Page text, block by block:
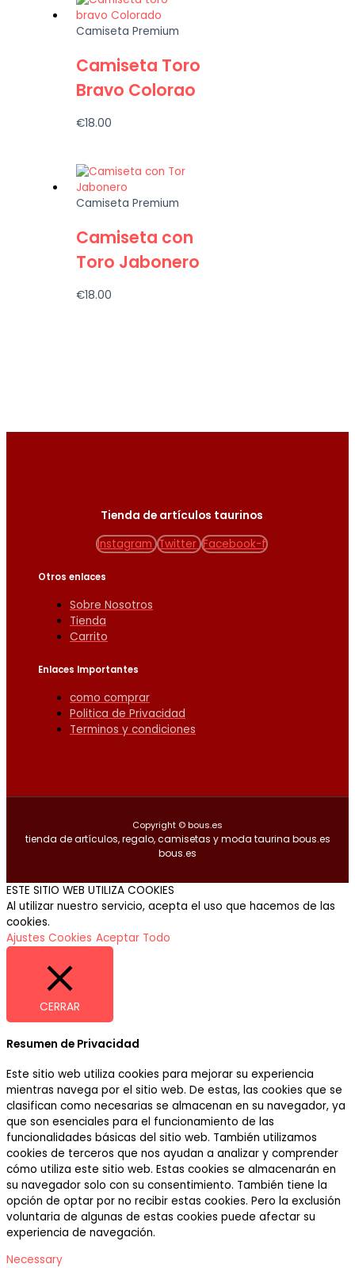
Camiseta Premium
Camiseta Toro
Bravo Colorao
€18.00
Camiseta Premium
Camiseta con
Toro Jabonero
€18.00
Tienda de artículos taurinos
Instagram Twitter Facebook-f
Otros enlaces
Sobre Nosotros
Tienda
Carrito
Enlaces Importantes
como comprar
Politica de Privacidad
Terminos y condiciones
Copyright © bous.es
tienda de artículos, regalo, camisetas y moda taurina bous.es
bous.es
ESTE SITIO WEB UTILIZA COOKIES
Al utilizar nuestro servicio, acepta el uso que hacemos de las
cookies.
Ajustes Cookies Aceptar Todo
CERRAR
Resumen de Privacidad
Este sitio web utiliza cookies para mejorar su experiencia
mientras navega por el sitio web. De estas, las cookies que se
clasifican como necesarias se almacenan en su navegador, ya
que son esenciales para el funcionamiento de las
funcionalidades básicas del sitio web. También utilizamos
cookies de terceros que nos ayudan a analizar y comprender
cómo utiliza este sitio web. Estas cookies se almacenarán en
su navegador solo con su consentimiento. También tiene la
opción de optar por no recibir estas cookies. Pero la exclusión
voluntaria de algunas de estas cookies puede afectar su
experiencia de navegación.
Necessary